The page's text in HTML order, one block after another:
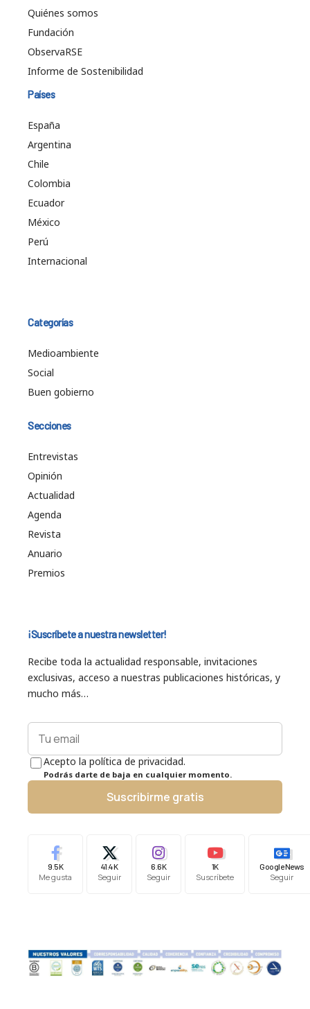
Quiénes somos
Fundación
ObservaRSE
Informe de Sostenibilidad
Países
España
Argentina
Chile
Colombia
Ecuador
México
Perú
Internacional
Categorías
Medioambiente
Social
Buen gobierno
Secciones
Entrevistas
Opinión
Actualidad
Agenda
Revista
Anuario
Premios
¡Suscríbete a nuestra newsletter!
Recibe toda la actualidad responsable, invitaciones
exclusivas, acceso a nuestras publicaciones históricas, y
mucho más…
Acepto la política de privacidad.
Podrás darte de baja en cualquier momento.
Suscribirme gratis
9.5K
Me gusta
41.4K
Seguir
6.6K
Seguir
1K
Suscríbete
Google News
Seguir